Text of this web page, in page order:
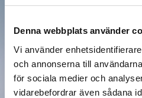
Denna webbplats använder
Vi använder
och annonserna till
för sociala medier och
vidarebefordrar även sådana